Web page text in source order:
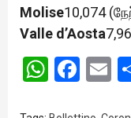
Molise10,074
Valle d’Aosta